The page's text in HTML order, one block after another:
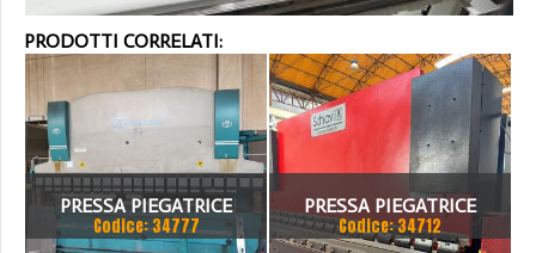
PRODOTTI CORRELATI:
PRESSA PIEGATRICE
VIMERCATI 80X4175
Codice: 34777
PRESSA PIEGATRICE
SCHIAVI 6 ASSI 3000 X 100
Codice: 34712